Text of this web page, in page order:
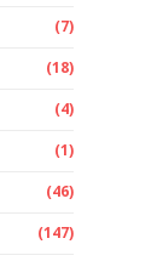
(7)
(18)
(4)
(1)
(46)
(147)